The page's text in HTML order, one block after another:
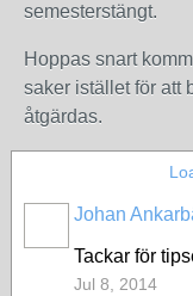
semesterstängt.
Hoppas snart
saker istället för att
åtgärdas.
Johan
Tackar för
Jul 8, 2014